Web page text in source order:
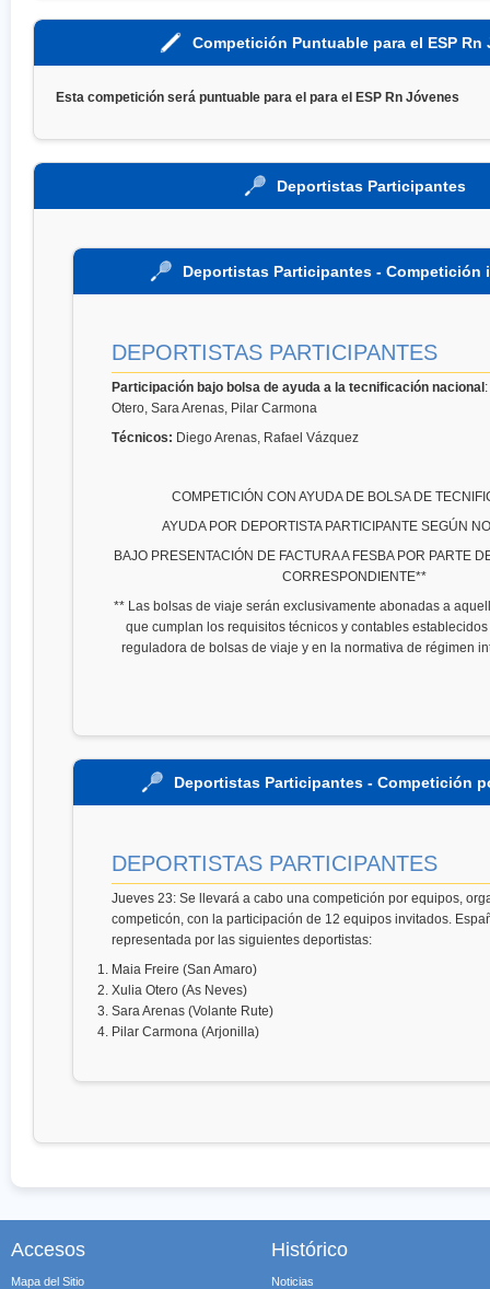
Competición Puntuable para el ESP Rn
Esta competición será puntuable para el para el ESP Rn Jóvenes
Deportistas Participantes
Deportistas Participantes - Competición
DEPORTISTAS PARTICIPANTES
Participación bajo bolsa de ayuda a la tecnificación nacional
Otero, Sara Arenas, Pilar Carmona
Técnicos: Diego Arenas, Rafael Vázquez
COMPETICIÓN CON AYUDA DE BOLSA DE
AYUDA POR DEPORTISTA PARTICIPANTE SEGÚN
BAJO PRESENTACIÓN DE FACTURA A FESBA POR PARTE
CORRESPONDIENTE**
** Las bolsas de viaje serán exclusivamente abonadas a
que cumplan los requisitos técnicos y contables
reguladora de bolsas de viaje y en la normativa de régimen
Deportistas Participantes - Competición
DEPORTISTAS PARTICIPANTES
Jueves 23: Se llevará a cabo una competición por equipos,
competicón, con la participación de 12 equipos invitados.
representada por las siguientes deportistas:
Maia Freire (San Amaro)
Xulia Otero (As Neves)
Sara Arenas (Volante Rute)
Pilar Carmona (Arjonilla)
Accesos
Mapa del Sitio
Histórico
Noticias